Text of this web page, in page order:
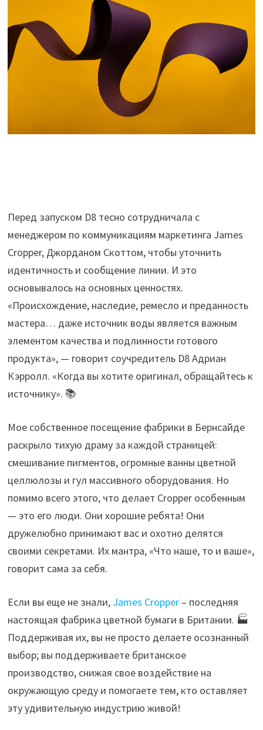
Перед запуском D8 тесно сотрудничала с
менеджером по коммуникациям маркетинга James
Cropper, Джорданом Скоттом, чтобы уточнить
идентичность и сообщение линии. И это
основывалось на основных ценностях.
«Происхождение, наследие, ремесло и преданность
мастера… даже источник воды является важным
элементом качества и подлинности готового
продукта», — говорит соучредитель D8 Адриан
Кэрролл. «Когда вы хотите оригинал, обращайтесь к
источнику». 📚
Мое собственное посещение фабрики в Бернсайде
раскрыло тихую драму за каждой страницей:
смешивание пигментов, огромные ванны цветной
целлюлозы и гул массивного оборудования. Но
помимо всего этого, что делает Cropper особенным
— это его люди. Они хорошие ребята! Они
дружелюбно принимают вас и охотно делятся
своими секретами. Их мантра, «Что наше, то и ваше»,
говорит сама за себя.
Если вы еще не знали, James Cropper – последняя
настоящая фабрика цветной бумаги в Британии. 🏭
Поддерживая их, вы не просто делаете осознанный
выбор; вы поддерживаете британское
производство, снижая свое воздействие на
окружающую среду и помогаете тем, кто оставляет
эту удивительную индустрию живой!